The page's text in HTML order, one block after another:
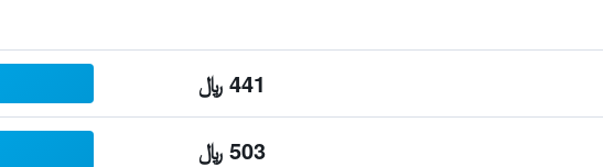
441 ﷼
503 ﷼